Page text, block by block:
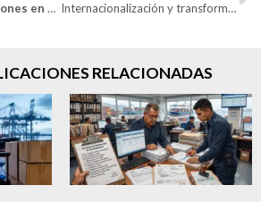
Crecen las importaciones en 2022, pese a desaceleración en los últimos meses Internacionalización y transformación productiva en el PND, temas del más reciente Comité de Comercio Exterior
RELACIONADAS